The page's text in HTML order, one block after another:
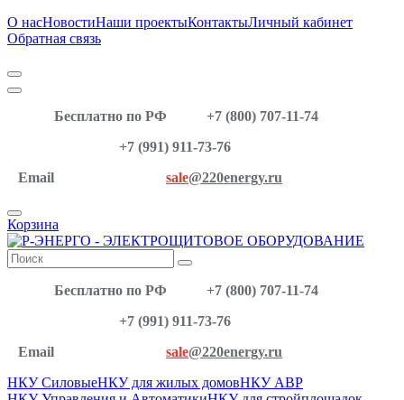
О насНовостиНаши проектыКонтактыЛичный кабинет
Обратная связь
Бесплатно по РФ
+7 (800) 707-11-74
+7 (991) 911-73-76
Email
sale@220energy.ru
Корзина
Бесплатно по РФ
+7 (800) 707-11-74
+7 (991) 911-73-76
Email
sale@220energy.ru
НКУ СиловыеНКУ для жилых домовНКУ АВР